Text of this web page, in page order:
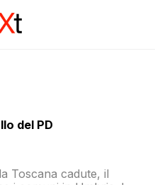
del PD
Toscana cadute, il